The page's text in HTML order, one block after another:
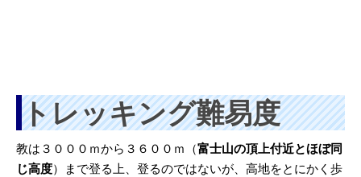
トレッキング難易度
教は３０００ｍから３６００ｍ（富士山の頂上付近とほぼ同
じ高度）まで登る上、登るのではないが、高地をとにかく歩